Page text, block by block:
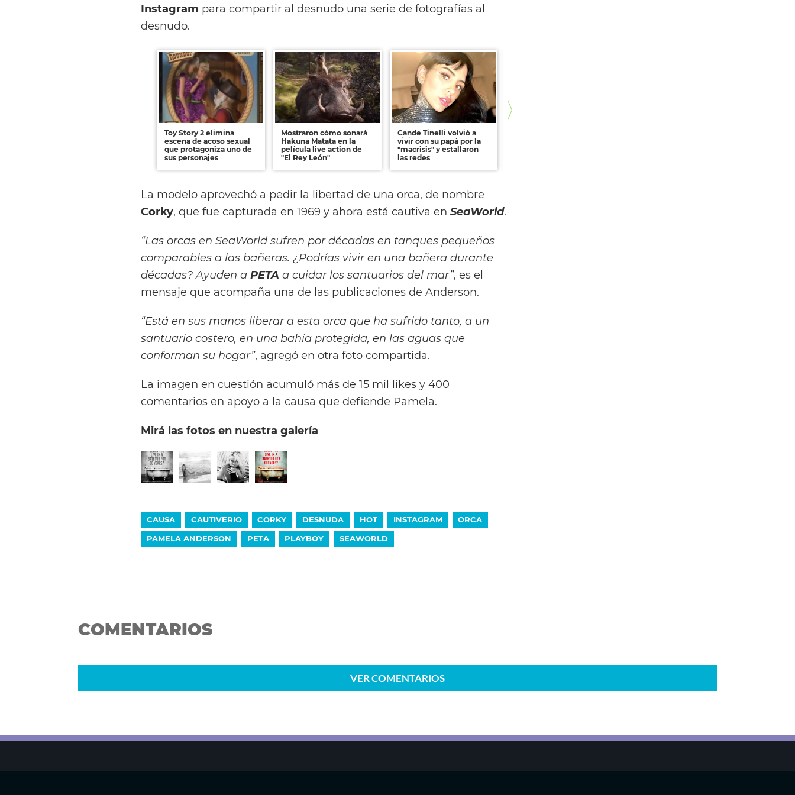
Instagram para compartir al desnudo una serie de fotografías al
desnudo.
Toy Story 2 elimina
escena de acoso sexual
que protagoniza uno de
sus personajes
Mostraron cómo sonará
Hakuna Matata en la
película live action de
"El Rey León"
Cande Tinelli volvió a
vivir con su papá por la
"macrisis" y estallaron
las redes
La modelo aprovechó a pedir la libertad de una orca, de nombre
Corky, que fue capturada en 1969 y ahora está cautiva en SeaWorld.
“Las orcas en SeaWorld sufren por décadas en tanques pequeños
comparables a las bañeras. ¿Podrías vivir en una bañera durante
décadas? Ayuden a PETA a cuidar los santuarios del mar”, es el
mensaje que acompaña una de las publicaciones de Anderson.
“Está en sus manos liberar a esta orca que ha sufrido tanto, a un
santuario costero, en una bahía protegida, en las aguas que
conforman su hogar”, agregó en otra foto compartida.
La imagen en cuestión acumuló más de 15 mil likes y 400
comentarios en apoyo a la causa que defiende Pamela.
Mirá las fotos en nuestra galería
CAUSA CAUTIVERIO CORKY DESNUDA HOT INSTAGRAM
ORCA
PAMELA ANDERSON
PETA PLAYBOY SEAWORLD
COMENTARIOS
VERCOMENTARIOS